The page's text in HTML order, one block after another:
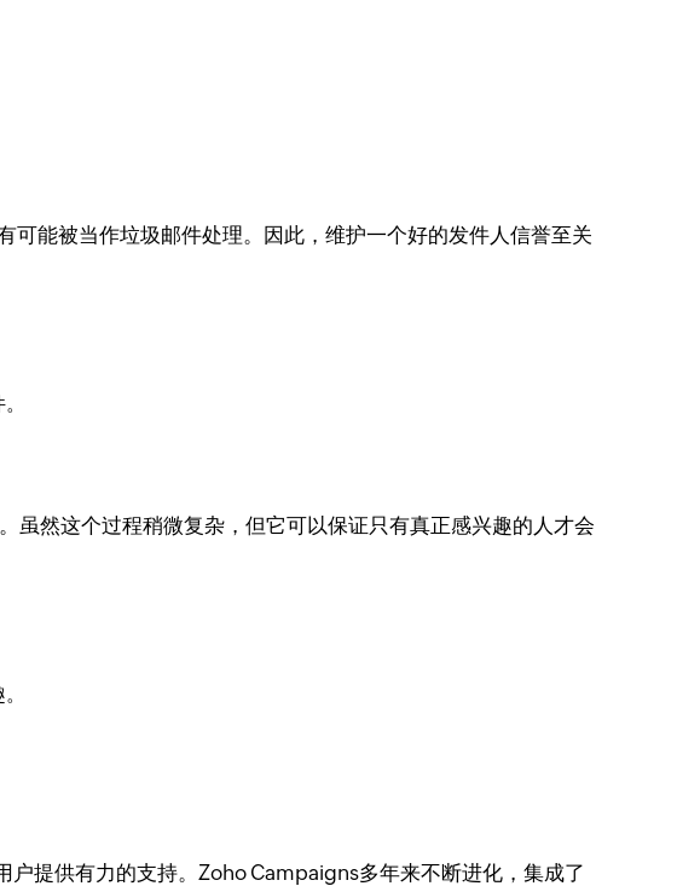
能被当作垃圾邮件处理。因此，维护一个好的发件人信誉至关
然这个过程稍微复杂，但它可以保证只有真正感兴趣的人才会
提供有力的支持。Zoho Campaigns多年来不断进化，集成了